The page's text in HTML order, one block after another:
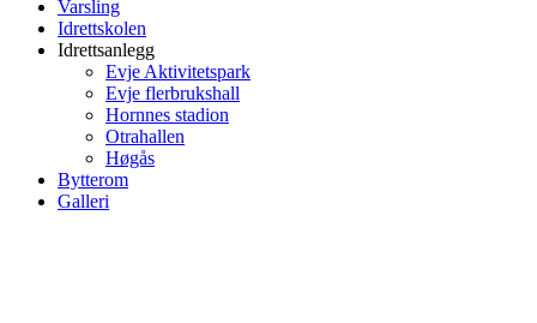
Varsling
Idrettskolen
Idrettsanlegg
Evje Aktivitetspark
Evje flerbrukshall
Hornnes stadion
Otrahallen
Høgås
Bytterom
Galleri